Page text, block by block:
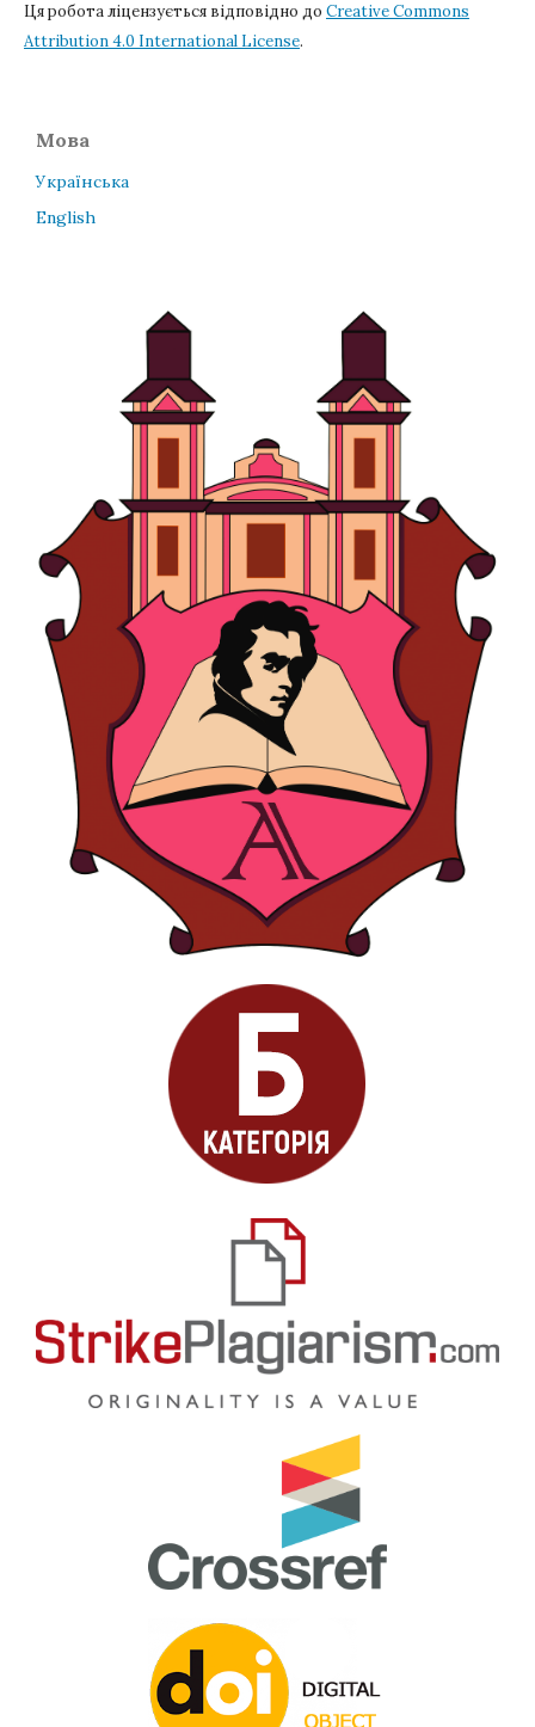
Ця робота ліцензується відповідно до Creative Commons
Attribution 4.0 International License.
Мова
Українська
English